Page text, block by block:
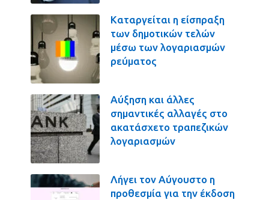
Καταργείται η είσπραξη
των δημοτικών τελών
μέσω των λογαριασμών
ρεύματος
Αύξηση και άλλες
σημαντικές αλλαγές στο
ακατάσχετο τραπεζικών
λογαριασμών
Λήγει τον Αύγουστο η
προθεσμία για την έκδοση